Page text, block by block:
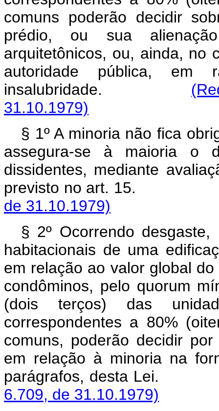
comuns poderão decidir
prédio, ou sua
arquitetônicos, ou, ainda, no
autoridade pública, em
insalubridade.
31.10.1979)
§ 1º A minoria não fica
assegura-se à maioria o
dissidentes, mediante
previsto no art.
de 31.10.1979)
§ 2º Ocorrendo
habitacionais de uma
em relação ao valor global
condôminos, pelo quorum
(dois terços) das
correspondentes a 80%
comuns, poderão decidir
em relação à minoria na
parágrafos, desta Lei.
6.709, de 31.10.1979)